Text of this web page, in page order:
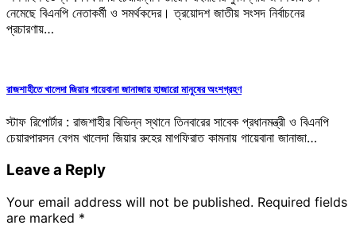
নেমেছে বিএনপি নেতাকর্মী ও সমর্থকদের। ত্রয়োদশ জাতীয় সংসদ নির্বাচনের
প্রচারণায়…
রাজশাহীতে খালেদা জিয়ার গায়েবানা জানাজায় হাজারো মানুষের অংশগ্রহণ
স্টাফ রিপোর্টার : রাজশাহীর বিভিন্ন স্থানে তিনবারের সাবেক প্রধানমন্ত্রী ও বিএনপি
চেয়ারপারসন বেগম খালেদা জিয়ার রুহের মাগফিরাত কামনায় গায়েবানা জানাজা…
Leave a Reply
Your email address will not be published. Required fields
are marked *